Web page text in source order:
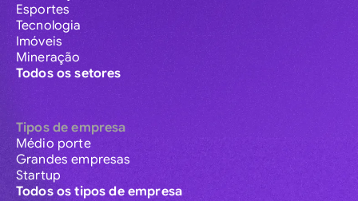
Esportes
Tecnologia
Imóveis
Mineração
Todos os setores
Tipos de empresa
Médio porte
Grandes empresas
Startup
Todos os tipos de empresa